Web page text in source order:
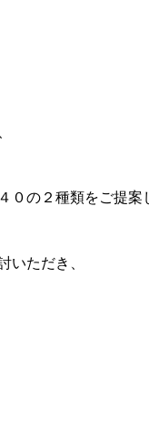
０の２種類をご提案
いただき、